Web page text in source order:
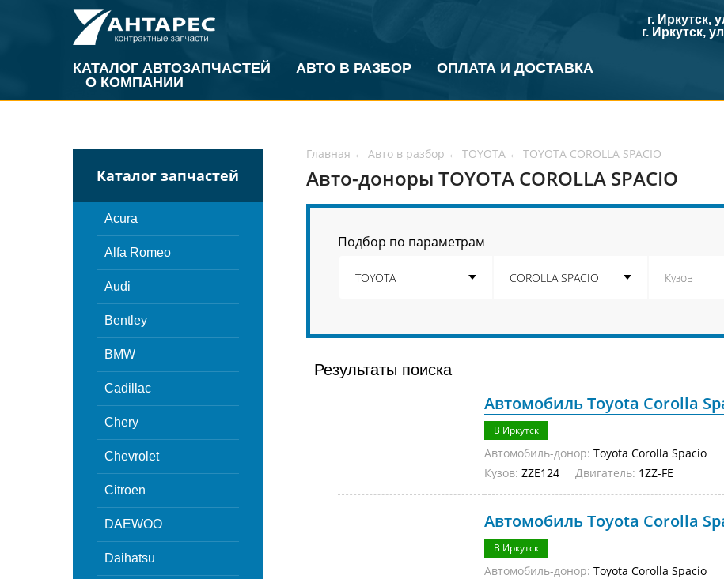
КАТАЛОГ АВТОЗАПЧАСТЕЙ АВТО В РАЗБОР
ОПЛАТА И ДОСТАВКА
О КОМПАНИИ
г. Иркутск,
г. Иркутск,
Каталог запчастей
Acura
Alfa Romeo
Audi
Bentley
BMW
Cadillac
Chery
Chevrolet
Citroen
DAEWOO
Daihatsu
Главная ← Авто в разбор ← TOYOTA ← TOYOTA COROLLA SPACIO
Авто-доноры TOYOTA COROLLA SPACIO
Подбор по параметрам
Результаты поиска
Автомобиль Toyota Corolla
В Иркутск
Автомобиль-донор: Toyota Corolla Spacio
Кузов: ZZE124 Двигатель: 1ZZ-FE
Автомобиль Toyota Corolla
В Иркутск
Автомобиль-донор: Toyota Corolla Spacio